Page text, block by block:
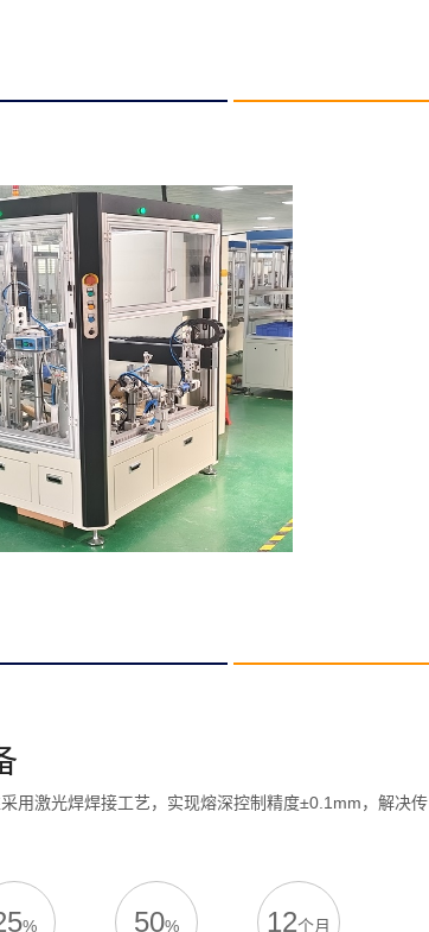
用激光焊焊接工艺，实现熔深控制精度±0.1mm，解决传
% 50% 12个月